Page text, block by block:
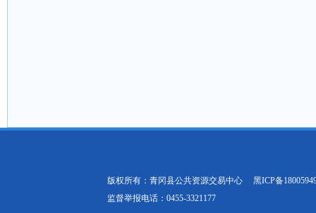
版权所有：青冈县公共资源交易中心 黑ICP备
监督举报电话：0455-3321177